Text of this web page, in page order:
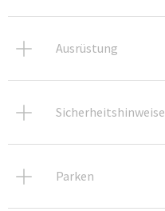
Ausrüstung
Sicherheitshinweise
Parken